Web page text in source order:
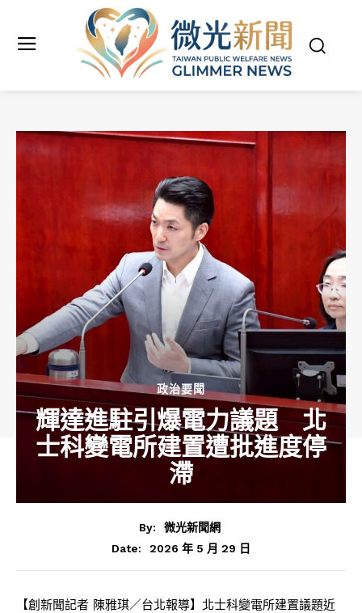
政治要聞
輝達進駐引爆電力議題 北
士科變電所建置遭批進度停
滯
By:
微光新聞網
Date:
2026 年 5 月 29 日
【創新聞記者 陳雅琪／台北報導】北士科變電所建置議題近